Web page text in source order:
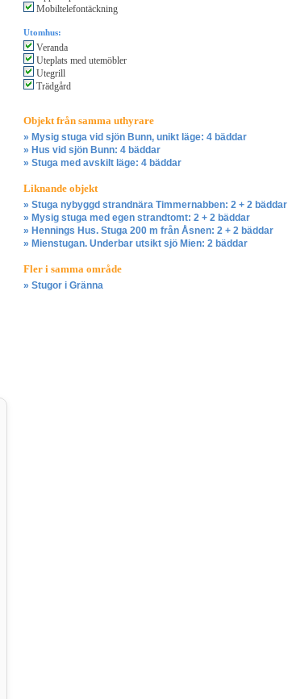
Mobiltelefontäckning
Utomhus:
Veranda
Uteplats med utemöbler
Utegrill
Trädgård
Objekt från samma uthyrare
» Mysig stuga vid sjön Bunn, unikt läge: 4 bäddar
» Hus vid sjön Bunn: 4 bäddar
» Stuga med avskilt läge: 4 bäddar
Liknande objekt
» Stuga nybyggd strandnära Timmernabben: 2 + 2 bäddar
» Mysig stuga med egen strandtomt: 2 + 2 bäddar
» Hennings Hus. Stuga 200 m från Åsnen: 2 + 2 bäddar
» Mienstugan. Underbar utsikt sjö Mien: 2 bäddar
Fler i samma område
» Stugor i Gränna